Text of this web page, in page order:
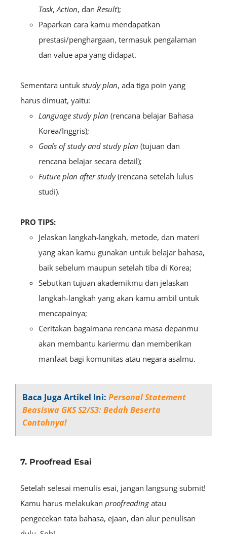
Task,Action, dan Result);
Paparkan cara kamu mendapatkan
prestasi/penghargaan, termasuk pengalaman
dan value apa yang didapat.
Sementara untuk study plan, ada tiga poin yang
harus dimuat, yaitu:
Language study plan (rencana belajar Bahasa
Korea/Inggris);
Goals of study and study plan (tujuan dan
rencana belajar secara detail);
Future plan after study(rencana setelah lulus
studi).
PRO TIPS:
Jelaskan langkah-langkah, metode, dan materi
yang akan kamu gunakan untuk belajar bahasa,
baik sebelum maupun setelah tiba di Korea;
Sebutkan tujuan akademikmu dan jelaskan
langkah-langkah yang akan kamu ambil untuk
mencapainya;
Ceritakan bagaimana rencana masa depanmu
akan membantu kariermu dan memberikan
manfaat bagi komunitas atau negara asalmu.
Baca Juga Artikel Ini: Personal Statement
Beasiswa GKS S2/S3: Bedah Beserta
Contohnya!
7. Proofread Esai
Setelah selesai menulis esai, jangan langsung submit!
Kamu harus melakukan proofreadingatau
pengecekan tata bahasa, ejaan, dan alur penulisan